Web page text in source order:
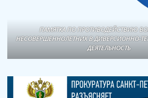
ПАМЯТКА ПО ПРОТИВОДЕЙСТВИЮ
НЕСОВЕРШЕННОЛЕТНИХ В ДИВЕРСИОННО-
ДЕЯТЕЛЬНОСТЬ